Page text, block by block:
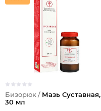
Бизорюк / Мазь Суставная,
30 мл